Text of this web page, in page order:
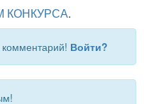
.
комментарий! Войти?